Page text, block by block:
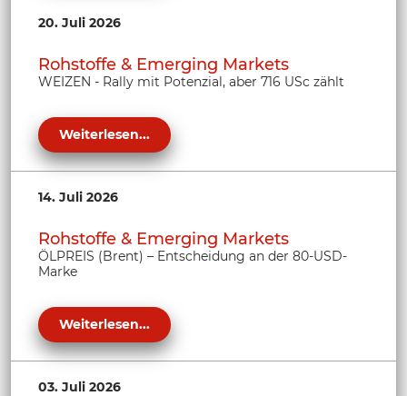
20. Juli 2026
Rohstoffe & Emerging Markets
WEIZEN - Rally mit Potenzial, aber 716 USc zählt
Weiterlesen...
14. Juli 2026
Rohstoffe & Emerging Markets
ÖLPREIS (Brent) – Entscheidung an der 80-USD-
Marke
Weiterlesen...
03. Juli 2026